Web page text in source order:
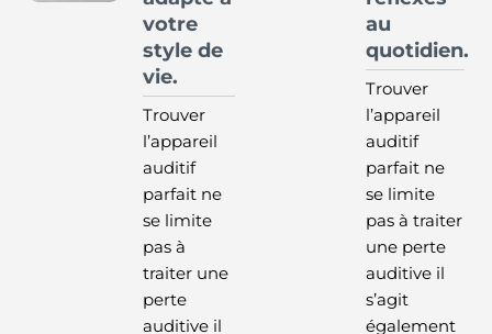
votre
style de
vie.
Trouver
l’appareil
auditif
parfait ne
se limite
pas à
traiter une
perte
auditive il
au
quotidien.
Trouver
l’appareil
auditif
parfait ne
se limite
pas à traiter
une perte
auditive il
s’agit
également